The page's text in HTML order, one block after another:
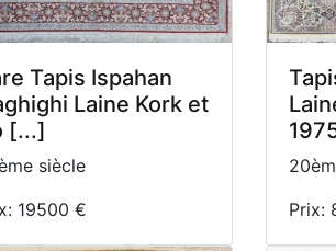
Tapis Ispahan
Laine Kork et
[...]
siècle
19500 €
Prix: